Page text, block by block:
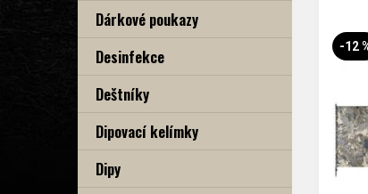
Dárkové poukazy
Desinfekce
Deštníky
Dipovací kelímky
Dipy
-12